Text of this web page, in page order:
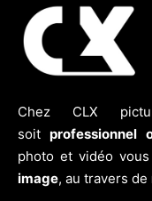
Chez CLX
soitprofessionnel
photo et vidéo
image, au travers de